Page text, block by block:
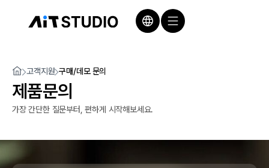
고객지원 구매/데모 문의
제품문의
가장 간단한 질문부터, 편하게 시작해보세요.